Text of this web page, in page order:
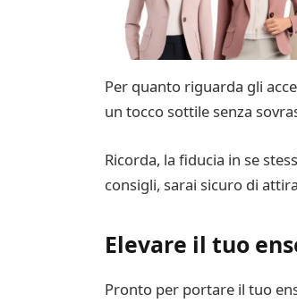
Per quanto riguarda gli
un tocco sottile senza
Ricorda, la fiducia in se
consigli, sarai sicuro di
Elevare il tuo
Pronto per portare il tuo